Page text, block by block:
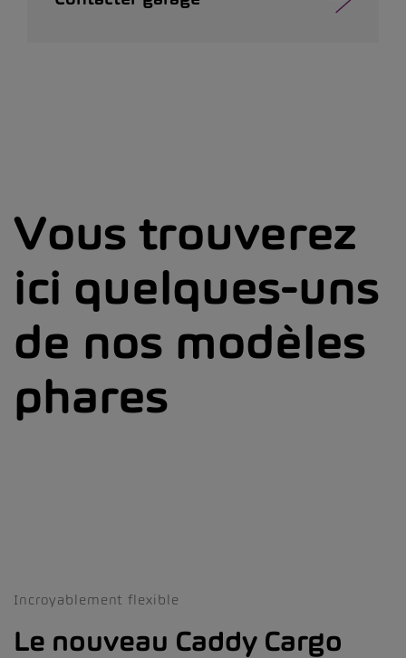
Vous trouverez
ici quelques-uns
de nos modèles
phares
Incroyablement flexible
Le nouveau Caddy Cargo